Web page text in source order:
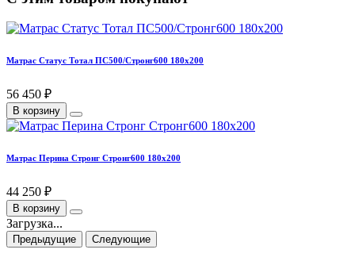
Матрас Статус Тотал ПС500/Стронг600 180х200
56 450 ₽
В корзину
Матрас Перина Стронг Стронг600 180х200
44 250 ₽
В корзину
Загрузка...
Предыдущие Следующие